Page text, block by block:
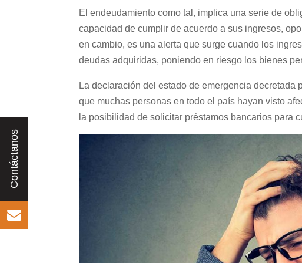
El endeudamiento como tal, implica una serie de
capacidad de cumplir de acuerdo a sus ingresos,
en cambio, es una alerta que surge cuando los
deudas adquiridas, poniendo en riesgo los bienes
La declaración del estado de emergencia
que muchas personas en todo el país hayan visto
la posibilidad de solicitar préstamos bancarios para